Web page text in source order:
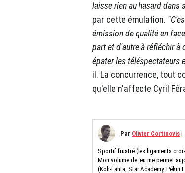
laisse rien au hasard dans
par cette émulation.
émission de qualité en
part et d'autre à réfléchir à
épater les téléspectateurs
il. La concurrence, tout
qu'elle n'affecte Cyril
Par Olivier Cortinovis |
Sportif frustré (les ligaments
Mon volume de jeu me permet
(Koh-Lanta, Star Academy, Pékin